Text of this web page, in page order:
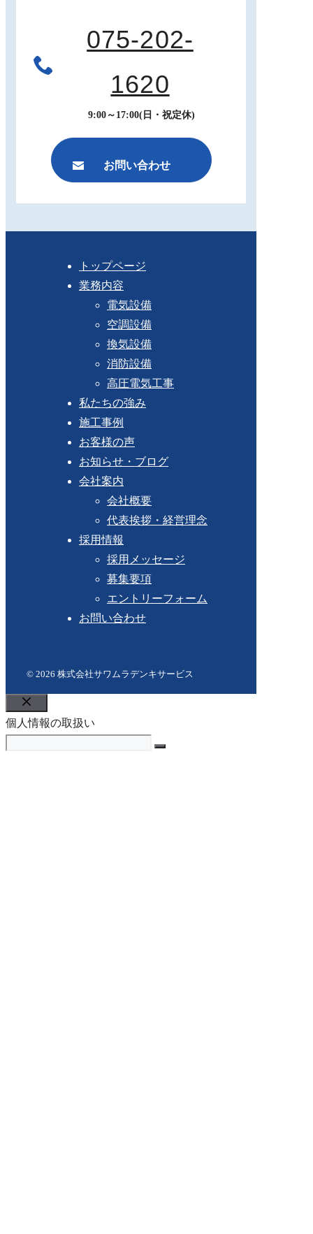
075-202-
1620
9:00～17:00(日・祝定休)
お問い合わせ
トップページ
業務内容
電気設備
空調設備
換気設備
消防設備
高圧電気工事
私たちの強み
施工事例
お客様の声
お知らせ・ブログ
会社案内
会社概要
代表挨拶・経営理念
採用情報
採用メッセージ
募集要項
エントリーフォーム
お問い合わせ
© 2026 株式会社サワムラデンキサービス
Close
個人情報の取扱い